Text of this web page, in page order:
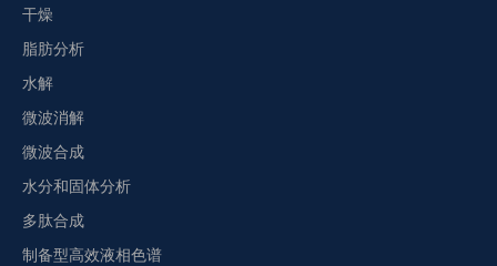
干燥
脂肪分析
水解
微波消解
微波合成
水分和固体分析
多肽合成
制备型高效液相色谱